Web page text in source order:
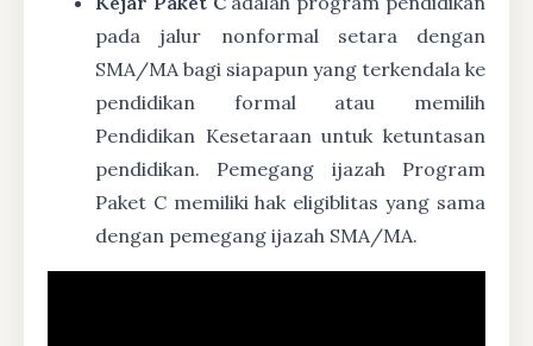
pada jalur nonformal setara dengan
SMA/MA bagi siapapun yang terkendala ke
pendidikan formal atau memilih
Pendidikan Kesetaraan untuk ketuntasan
pendidikan. Pemegang ijazah Program
Paket C memiliki hak eligiblitas yang sama
dengan pemegang ijazah SMA/MA.